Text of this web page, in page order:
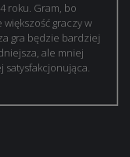
roku. Gram, bo
graczy w
gra będzie bardziej
ale mniej
satysfakcjonująca.